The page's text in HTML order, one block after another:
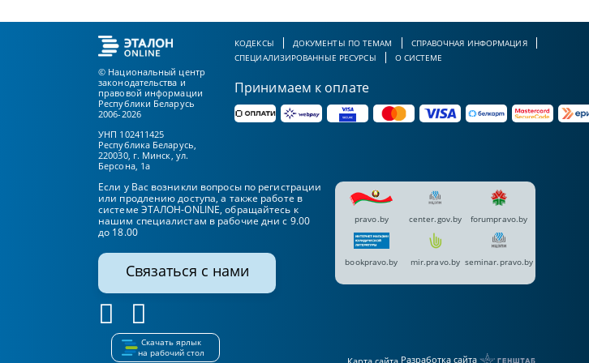
© Национальный центр
законодательства и
правовой информации
Республики Беларусь
2006-2026
УНП 102411425
Республика Беларусь,
220030, г. Минск, ул.
Берсона, 1а
КОДЕКСЫ ДОКУМЕНТЫ ПО ТЕМАМ
СПРАВОЧНАЯ ИНФОРМАЦИЯ
СПЕЦИАЛИЗИРОВАННЫЕ РЕСУРСЫ
О СИСТЕМЕ
Принимаем к оплате
Если у Вас возникли вопросы по регистрации
или продлению доступа, а также работе в
системе ЭТАЛОН-ONLINE, обращайтесь к
нашим специалистам в рабочие дни с 9.00
до 18.00
Связаться с нами
Скачать ярлык
на рабочий стол
pravo.by center.gov.by forumpravo.by
bookpravo.by mir.pravo.by seminar.pravo.by
Разработка сайта